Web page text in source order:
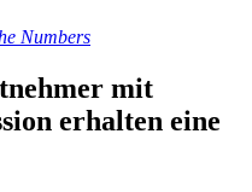
Numbers
mit
erhalten eine